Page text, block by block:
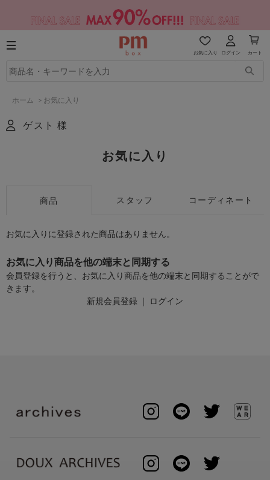
お気に入り ログイン カート
ホーム > お気に入り
ゲスト 様
お気に入り
商品 スタッフ コーディネート
お気に入りに登録された商品はありません。
お気に入り商品を他の端末と同期する
会員登録を行うと、お気に入り商品を他の端末と同期することがで
きます。
新規会員登録 ｜ ログイン